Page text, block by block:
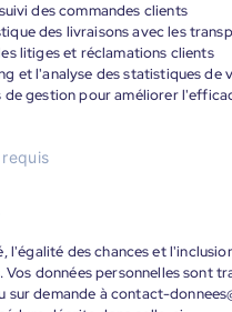
des commandes clients
des livraisons avec les
litiges et réclamations clients
et l'analyse des statistiques de
de gestion pour améliorer
l'égalité des chances et
données personnelles sont
sur demande à contact-